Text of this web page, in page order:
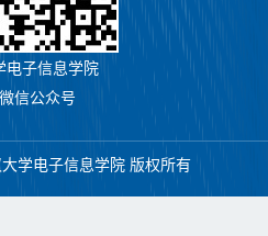
电子信息学院
信公众号
学电子信息学院 版权所有